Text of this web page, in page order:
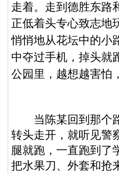
走着。走到德胜东路
正低着头专心致志地
悄悄地从花坛中的小
中夺过手机，掉头就
公园里，越想越害怕
当陈某回到那个路
转头走开，就听见警
腿就跑，一直跑到了
把水果刀、外套和抢